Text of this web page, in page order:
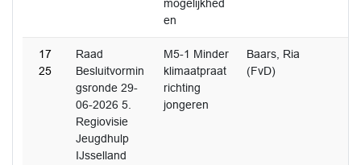
mogelijkhed
en
17
25
Raad
Besluitvormin
gsronde 29-
06-2026 5.
Regiovisie
Jeugdhulp
IJsselland
M5-1 Minder
klimaatpraat
richting
jongeren
Baars, Ria
(FvD)